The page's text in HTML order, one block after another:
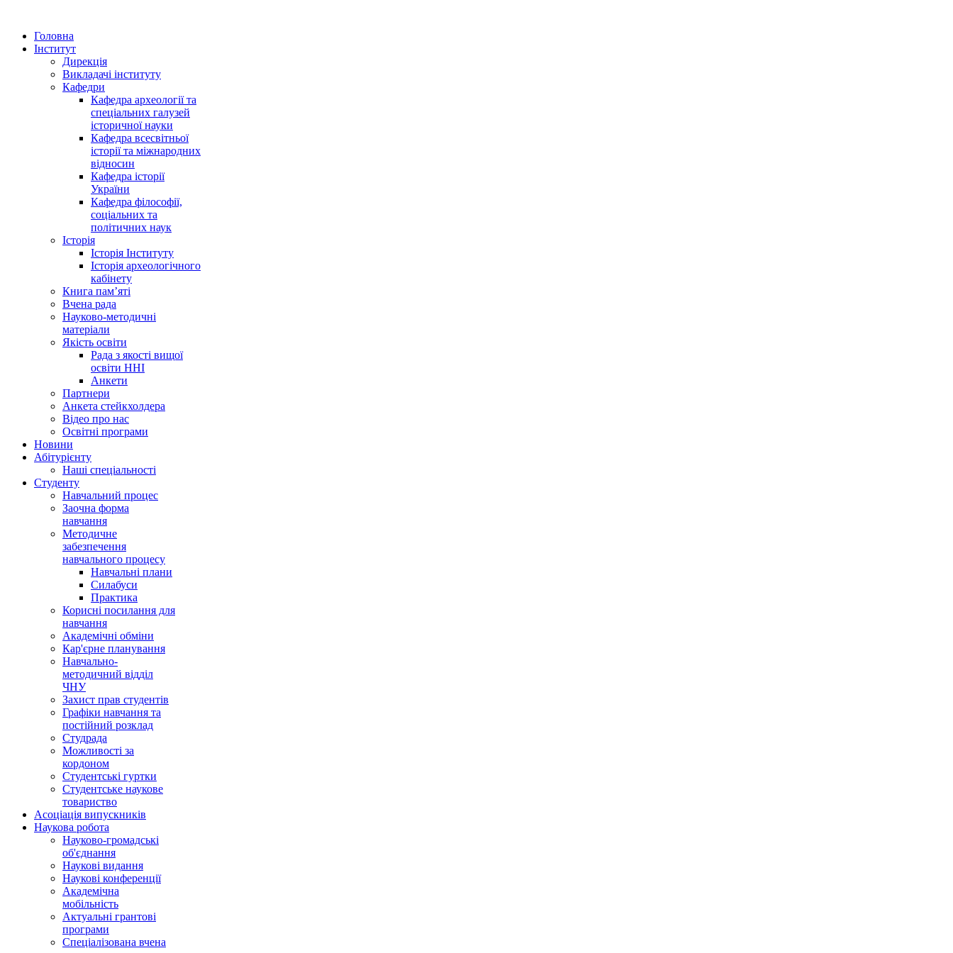
Головна
Інститут
Дирекція
Викладачі інституту
Кафедри
Кафедра археології та
спеціальних галузей
історичної науки
Кафедра всесвітньої
історії та міжнародних
відносин
Кафедра історії
України
Кафедра філософії,
соціальних та
політичних наук
Історія
Історія Інституту
Історія археологічного
кабінету
Книга памʼяті
Вчена рада
Науково-методичні
матеріали
Якість освіти
Рада з якості вищої
освіти ННІ
Анкети
Партнери
Анкета стейкхолдера
Відео про нас
Освітні програми
Hовини
Абітурієнту
Наші спеціальності
Студенту
Навчальний процес
Заочна форма
навчання
Методичне
забезпечення
навчального процесу
Навчальні плани
Силабуси
Практика
Корисні посилання для
навчання
Академічні обміни
Кар'єрне планування
Навчально-
методичний відділ
ЧНУ
Захист прав студентів
Графіки навчання та
постійний розклад
Студрада
Можливості за
кордоном
Студентські гуртки
Студентське наукове
товариство
Асоціація випускників
Наукова робота
Науково-громадські
об'єднання
Наукові видання
Наукові конференції
Академічна
мобільність
Актуальні грантові
програми
Спеціалізована вчена